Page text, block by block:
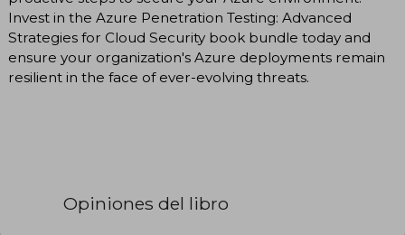
Invest in the Azure Penetration Testing: Advanced
Strategies for Cloud Security book bundle today and
ensure your organization's Azure deployments remain
resilient in the face of ever-evolving threats.
Opiniones del libro